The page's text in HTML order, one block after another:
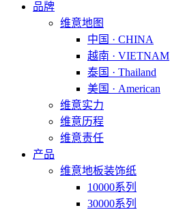
品牌
维意地图
中国 · CHINA
越南 · VIETNAM
泰国 · Thailand
美国 · American
维意实力
维意历程
维意责任
产品
维意地板装饰纸
10000系列
30000系列